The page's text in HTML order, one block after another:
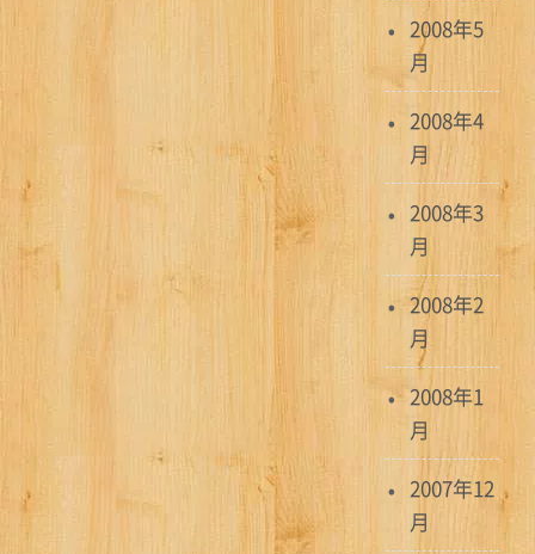
2008年5
月
2008年4
月
2008年3
月
2008年2
月
2008年1
月
2007年12
月